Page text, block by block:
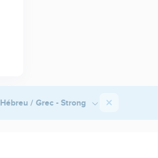
Hébreu / Grec - Strong